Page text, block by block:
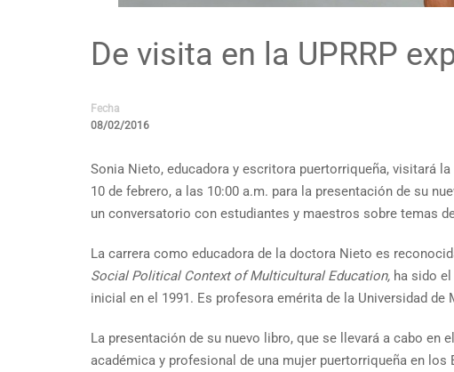
De visita en la UPRRP
Fecha
08/02/2016
Sonia Nieto, educadora y escritora puertorriqueña, visitará
10 de febrero, a las 10:00 a.m. para la presentación de su
un conversatorio con estudiantes y maestros sobre temas
La carrera como educadora de la doctora Nieto es
Social Political Context of Multicultural Education, ha sido
inicial en el 1991. Es profesora emérita de la Universidad
La presentación de su nuevo libro, que se llevará a cabo en
académica y profesional de una mujer puertorriqueña en